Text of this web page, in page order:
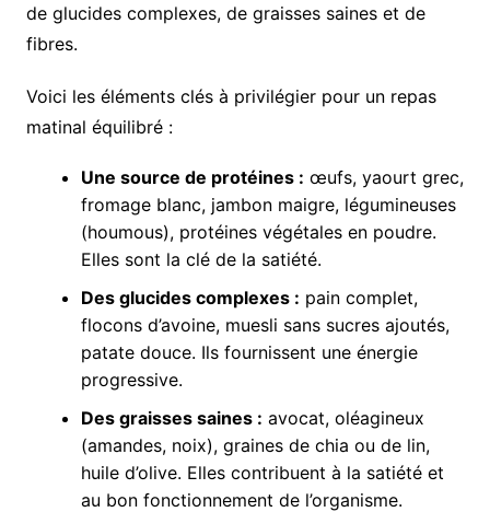
de glucides complexes, de graisses saines et de
fibres.
Voici les éléments clés à privilégier pour un repas
matinal équilibré :
Une source de protéines : œufs, yaourt grec,
fromage blanc, jambon maigre, légumineuses
(houmous), protéines végétales en poudre.
Elles sont la clé de la satiété.
Des glucides complexes : pain complet,
flocons d’avoine, muesli sans sucres ajoutés,
patate douce. Ils fournissent une énergie
progressive.
Des graisses saines : avocat, oléagineux
(amandes, noix), graines de chia ou de lin,
huile d’olive. Elles contribuent à la satiété et
au bon fonctionnement de l’organisme.